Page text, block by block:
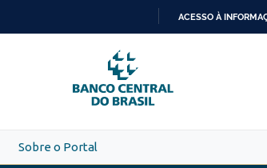
PARA
O
CONTEÚDO
ACESSO À
Sobre o Portal